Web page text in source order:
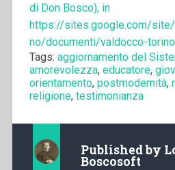
di Don Bosco), in
https://sites.google.com/
no/documenti/valdocco-
Tags: aggiornamento del
amorevolezza, educatore,
orientamento, postmodernità,
religione, testimonianza
Published by
Boscosoft